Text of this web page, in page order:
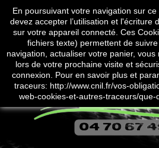
En poursuivant votre navigation sur ce
devez accepter l’utilisation et l'écriture
sur votre appareil connecté. Ces
fichiers texte) permettent de
navigation, actualiser votre panier, vous
lors de votre prochaine visite et
connexion. Pour en savoir plus et
traceurs: http://www.cnil.fr/vos-
web-cookies-et-autres-traceurs/que-